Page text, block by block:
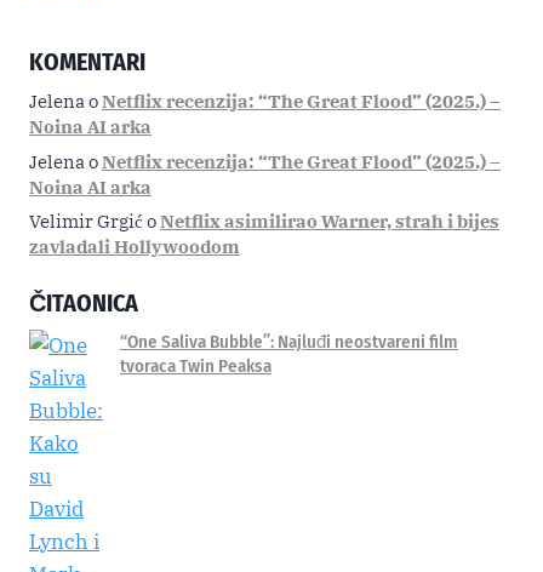
KOMENTARI
JelenaoNetflix recenzija: “The Great Flood” (2025.) –
Noina AI arka
Jelena oNetflix recenzija: “The Great Flood” (2025.) –
Noina AI arka
Velimir Grgić oNetflix asimilirao Warner, strah i bijes
zavladali Hollywoodom
ČITAONICA
“One Saliva Bubble”: Najluđi neostvareni film
tvoraca Twin Peaksa